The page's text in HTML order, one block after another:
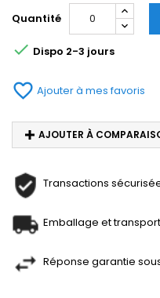
Quantité
 Dispo 2-3 jours
favorite_border Ajouter à mes favoris
AJOUTER À
Transactions
Emballage et
Réponse garantie